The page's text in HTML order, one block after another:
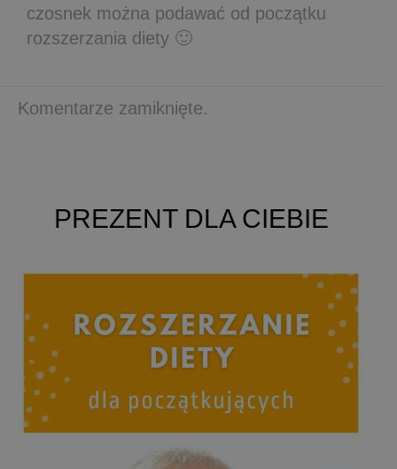
czosnek można podawać od początku
rozszerzania diety 🙂
Komentarze zamiknięte.
PREZENT DLA CIEBIE